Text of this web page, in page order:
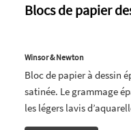
Blocs de papier
Winsor & Newton
Bloc de papier à dessin
satinée. Le grammage
les légers lavis